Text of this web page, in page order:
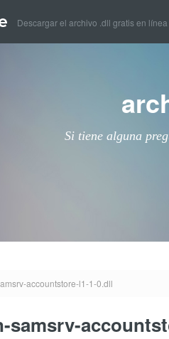
Descargar el archivo .dll gratis en línea
Si tiene alguna
accountstore-l1-1-0.dll
samsrv-